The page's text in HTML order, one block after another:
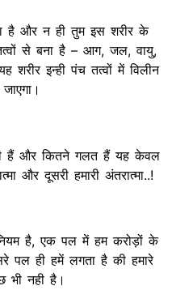
है और न ही तुम इस शरीर के
से बना है – आग, जल, वायु,
इन्ही पंच तत्वों में विलीन
हैं और कितने गलत हैं यह केवल
और दूसरी हमारी अंतरात्मा..!
है, एक पल में हम करोड़ों के
पल ही हमें लगता है की हमारे
भी नही है।